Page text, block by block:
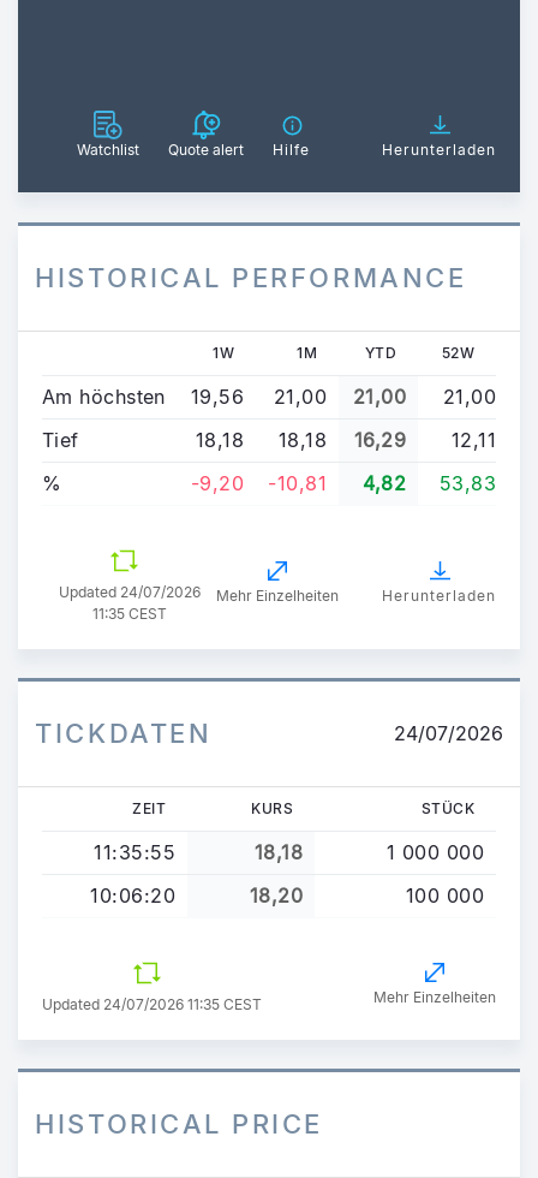
Watchlist Quote alert Hilfe Herunterladen
HISTORICAL PERFORMANCE
1W 1M YTD 52W
Am höchsten 19,56 21,00 21,00
21,00
Tief
18,18 18,18 16,29
12,11
%
-9,20 -10,81 4,82 53,83
Updated 24/07/2026
11:35 CEST
Mehr Einzelheiten Herunterladen
TICKDATEN 24/07/2026
ZEIT KURS STÜCK
11:35:55 18,18
1 000 000
10:06:20
18,20 100 000
Updated 24/07/2026 11:35 CEST Mehr Einzelheiten
HISTORICAL PRICE